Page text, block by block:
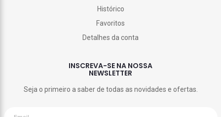
Histórico
Favoritos
Detalhes da conta
INSCREVA-SE NA NOSSA
NEWSLETTER
Seja o primeiro a saber de todas as novidades e ofertas.